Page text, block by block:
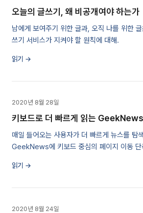
오늘의 글쓰기, 왜 비공개여야 하는가
남에게 보여주기 위한 글과, 오직 나를 위한
쓰기 서비스가 지켜야 할 원칙에 대해.
읽기 →
2020년 8월 28일
키보드로 더 빠르게 읽는 GeekNews
매일 들어오는 사용자가 더 빠르게 뉴스를 탐
GeekNews에 키보드 중심의 페이지 이동 단
읽기 →
2020년 8월 24일